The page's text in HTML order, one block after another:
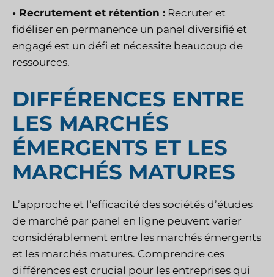
• Recrutement et rétention : Recruter et
fidéliser en permanence un panel diversifié et
engagé est un défi et nécessite beaucoup de
ressources.
DIFFÉRENCES ENTRE
LES MARCHÉS
ÉMERGENTS ET LES
MARCHÉS MATURES
L’approche et l’efficacité des sociétés d’études
de marché par panel en ligne peuvent varier
considérablement entre les marchés émergents
et les marchés matures. Comprendre ces
différences est crucial pour les entreprises qui